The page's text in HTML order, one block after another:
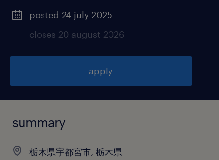
posted 24 july 2025
closes 20 august 2026
apply
summary
栃木県宇都宮市, 栃木県